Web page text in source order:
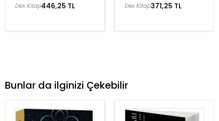
446,25 TL
Dex Kitap 371,25 TL
Dex Kitap
Bunlar da ilginizi Çekebilir